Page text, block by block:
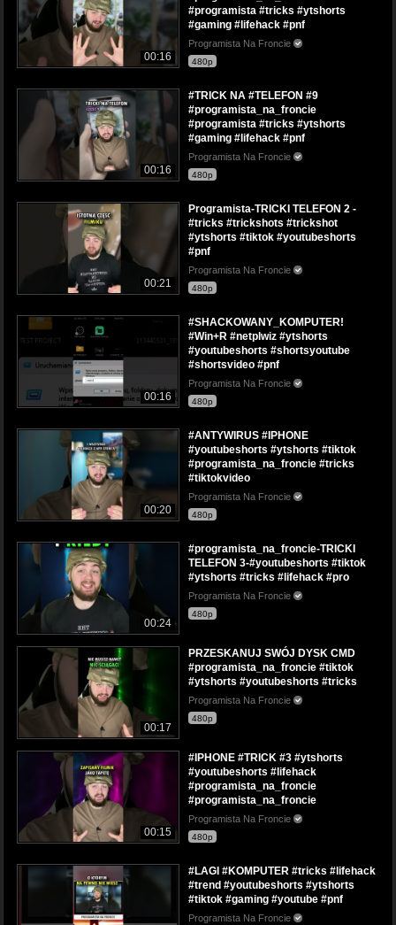
00:16
#programista #tricks #ytshorts
#gaming #lifehack #pnf
Programista Na Froncie
480p
00:16
#TRICK NA #TELEFON #9
#programista_na_froncie
#programista #tricks #ytshorts
#gaming #lifehack #pnf
Programista Na Froncie
480p
00:21
Programista-TRICKI TELEFON 2 -
#tricks #trickshots #trickshot
#ytshorts #tiktok #youtubeshorts
#pnf
Programista Na Froncie
480p
00:16
#SHACKOWANY_KOMPUTER!
#Win+R #netplwiz #ytshorts
#youtubeshorts #shortsyoutube
#shortsvideo #pnf
Programista Na Froncie
480p
00:20
#ANTYWIRUS #IPHONE
#youtubeshorts #ytshorts #tiktok
#programista_na_froncie #tricks
#tiktokvideo
Programista Na Froncie
480p
00:24
#programista_na_froncie-TRICKI
TELEFON 3-#youtubeshorts #tiktok
#ytshorts #tricks #lifehack #pro
Programista Na Froncie
480p
00:17
PRZESKANUJ SWÓJ DYSK CMD
#programista_na_froncie #tiktok
#ytshorts #youtubeshorts #tricks
Programista Na Froncie
480p
00:15
#IPHONE #TRICK #3 #ytshorts
#youtubeshorts #lifehack
#programista_na_froncie
#programista_na_froncie
Programista Na Froncie
480p
#LAGI #KOMPUTER #tricks #lifehack
#trend #youtubeshorts #ytshorts
#tiktok #gaming #youtube #pnf
Programista Na Froncie